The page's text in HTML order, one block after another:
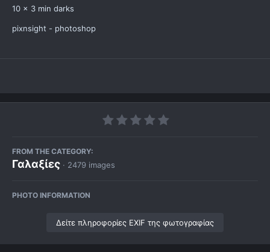
10 x 3 min darks
pixnsight - photoshop
FROM THE CATEGORY:
Γαλαξίες · 2479 images
PHOTO INFORMATION
Δείτε πληροφορίες EXIF της φωτογραφίας